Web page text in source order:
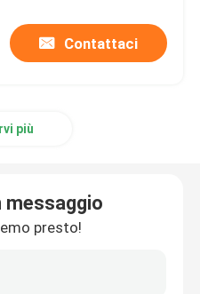
Contattaci
più
messaggio
presto!